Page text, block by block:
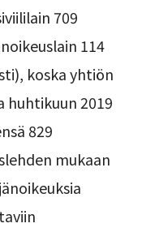
709
114
koska yhtiön
huhtikuun 2019
829
mukaan